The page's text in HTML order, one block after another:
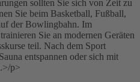
sollten Sie sich von Zeit zu
Sie beim Basketball, Fußball,
der Bowlingbahn. Im
Sie an modernen Geräten
teil. Nach dem Sport
entspannen oder sich mit
p>